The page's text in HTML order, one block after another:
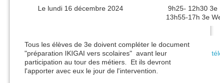
Le lundi 16 décembre 2024
9h25- 12h30 3e
13h55-17h 3e
Tous les élèves de 3e doivent compléter le document
"préparation IKIGAI vers scolaires" avant leur
participation au tour des métiers. Et ils devront
l'apporter avec eux le jour de l'intervention.